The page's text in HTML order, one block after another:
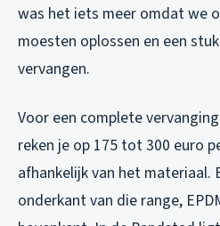
was het iets meer omdat we
moesten oplossen en een
vervangen.
Voor een complete
reken je op 175 tot 300 euro
afhankelijk van het materiaal.
onderkant van die range,